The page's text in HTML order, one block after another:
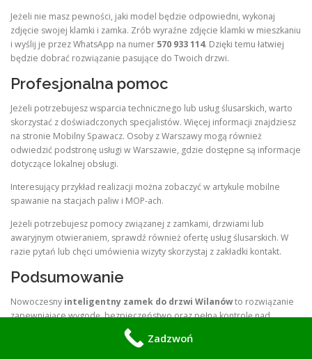
Jeżeli nie masz pewności, jaki model będzie odpowiedni, wykonaj
zdjęcie swojej klamki i zamka. Zrób wyraźne zdjęcie klamki w mieszkaniu
i wyślij je przez WhatsApp na numer 570 933 114. Dzięki temu łatwiej
będzie dobrać rozwiązanie pasujące do Twoich drzwi.
Profesjonalna pomoc
Jeżeli potrzebujesz wsparcia technicznego lub usług ślusarskich, warto
skorzystać z doświadczonych specjalistów. Więcej informacji znajdziesz
na stronie Mobilny Spawacz. Osoby z Warszawy mogą również
odwiedzić podstronę usługi w Warszawie, gdzie dostępne są informacje
dotyczące lokalnej obsługi.
Interesujący przykład realizacji można zobaczyć w artykule mobilne
spawanie na stacjach paliw i MOP-ach.
Jeżeli potrzebujesz pomocy związanej z zamkami, drzwiami lub
awaryjnym otwieraniem, sprawdź również ofertę usług ślusarskich. W
razie pytań lub chęci umówienia wizyty skorzystaj z zakładki kontakt.
Podsumowanie
Nowoczesny inteligentny zamek do drzwi Wilanówto rozwiązanie
zapewniające wygodę, bezpieczeństwo oraz pełną kontrolę nad
dostępem do mieszkania. Funkcje takie jak czytnik linii papilarnych,
tymczasowe kody dostępu oraz możliwość awaryjnego otwierania
Zadzwoń